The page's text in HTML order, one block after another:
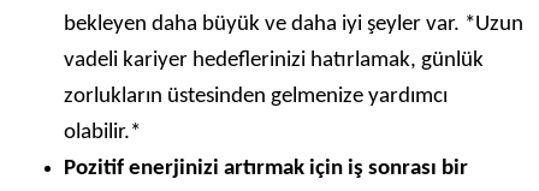
bekleyen daha büyük ve daha iyi şeyler var. *Uzun
vadeli kariyer hedeflerinizi hatırlamak, günlük
zorlukların üstesinden gelmenize yardımcı
olabilir.*
Pozitif enerjinizi artırmak için iş sonrası bir